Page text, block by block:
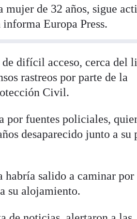
mujer de 32 años, sigue
Europa Press.
difícil acceso, cerca del
rastreos por parte de la
Civil.
fuentes policiales,
desaparecido junto a su
habría salido a caminar por
su alojamiento.